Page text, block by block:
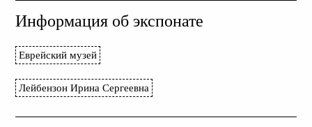
Информация об экспонате
Еврейский музей
Лейбензон Ирина Сергеевна